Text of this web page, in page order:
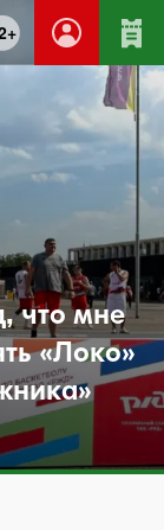
что мне
«Локо»